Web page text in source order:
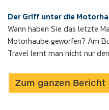
Der Griff unter die
Wann haben Sie das letzte
Motorhaube geworfen? Am
Travel lernt man nicht nur
Zum ganzen Bericht